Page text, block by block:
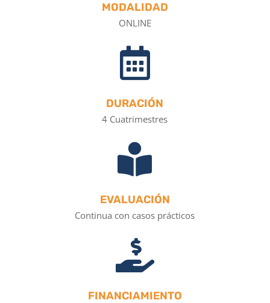
MODALIDAD
ONLINE

DURACIÓN
4 Cuatrimestres

EVALUACIÓN
Continua con casos prácticos

FINANCIAMIENTO